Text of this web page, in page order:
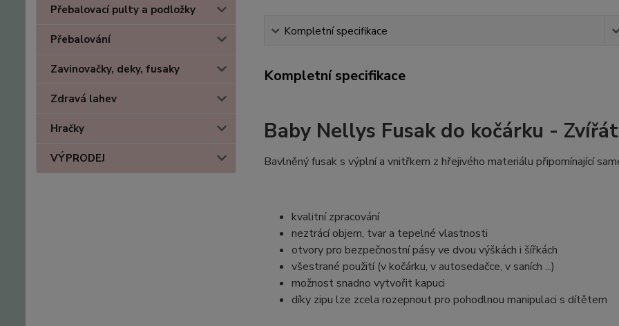
Přebalovací pulty a podložky
Přebalování
Zavinovačky, deky, fusaky
Zdravá lahev
Hračky
VÝPRODEJ
Kompletní specifikace
Kompletní specifikace
Baby Nellys Fusak do kočárku -
Bavlněný fusak s výplní a vnitřkem z hřejivého materiálu připomínající
kvalitní zpracování
neztrácí objem, tvar a tepelné vlastnosti
otvory pro bezpečnostní pásy ve dvou výškách i šířkách
všestrané použití (v kočárku, v autosedačce, v saních ...)
možnost snadno vytvořit kapuci
díky zipu lze zcela rozepnout pro pohodlnou manipulaci s dítětem